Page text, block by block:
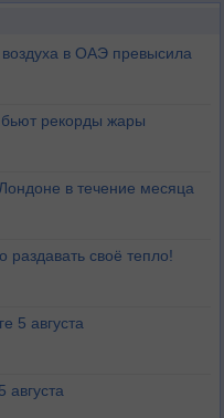
в ОАЭ превысила
рекорды жары
в течение месяца
своё тепло!
5 августа
августа